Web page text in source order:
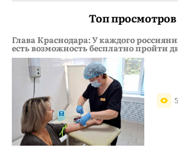
Топ просмотров
Глава Краснодара: У каждого
есть возможность бесплатно пройти